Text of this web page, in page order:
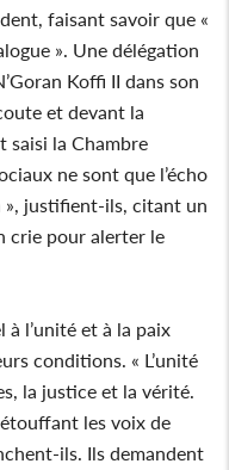
faisant savoir que «
». Une délégation
Koffi II dans son
et devant la
saisi la Chambre
ne sont que l’écho
», justifient-ils, citant un
crie pour alerter le
à l’unité et à la paix
conditions. « L’unité
la justice et la vérité.
les voix de
ils. Ils demandent